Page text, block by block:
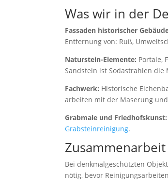
Was wir in der
Fassaden historischer
Entfernung von: Ruß,
Naturstein-Elemente: Portale,
Sandstein ist Sodastrahlen die
Fachwerk: Historische
arbeiten mit der Maserung
Grabmale und Friedhofskunst:
Grabsteinreinigung.
Bei denkmalgeschützten
nötig, bevor